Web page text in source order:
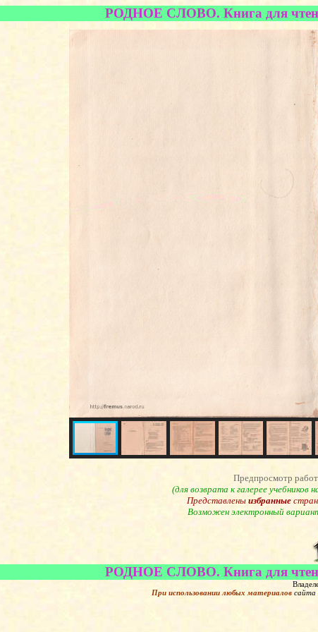
РОДНОЕ СЛОВО. Книга для
Предпросмотр
(для возврата к галерее
Представлены избранные
Возможен электронный
РОДНОЕ СЛОВО. Книга для
При использовании любых материалов сайта